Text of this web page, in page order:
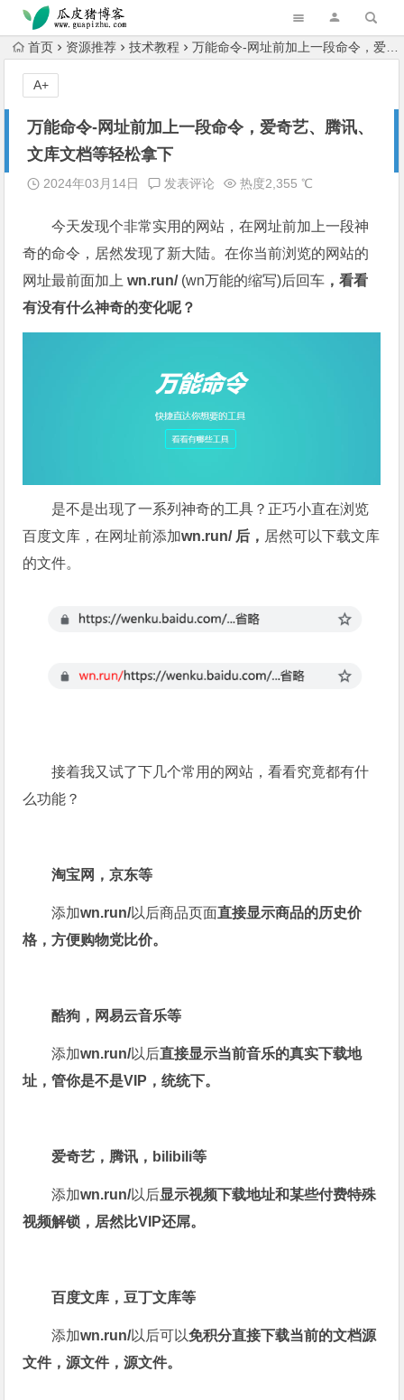
跳转到主内容
首页 资源推荐 技术教程 万能命令-网址前加上一段命令，爱奇艺、腾讯、文库文档等轻松拿下
万能命令-网址前加上一段命令，爱奇艺、腾讯、
文库文档等轻松拿下
2024年03月14日 发表评论 热度2,355 ℃
今天发现个非常实用的网站，在网址前加上一段神
奇的命令，居然发现了新大陆。在你当前浏览的网站的
网址最前面加上 wn.run/(wn万能的缩写)后回车 ，看看
有没有什么神奇的变化呢？
是不是出现了一系列神奇的工具？正巧小直在浏览
百度文库，在网址前添加wn.run/ 后， 居然可以下载文库
的文件。
接着我又试了下几个常用的网站，看看究竟都有什
么功能？
淘宝网，京东等
添加wn.run/以后商品页面直接显示商品的历史价
格，方便购物党比价。
酷狗，网易云音乐等
添加wn.run/以后直接显示当前音乐的真实下载地
址，管你是不是VIP，统统下。
爱奇艺，腾讯，bilibili等
添加wn.run/以后显示视频下载地址和某些付费特殊
视频解锁，居然比VIP还屌。
百度文库，豆丁文库等
添加wn.run/以后可以免积分直接下载当前的文档源
文件，源文件，源文件。
A+